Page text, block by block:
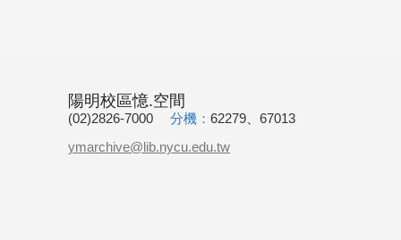
陽明校區憶.空間
(02)2826-7000 分機： 62279、67013
ymarchive@lib.nycu.edu.tw